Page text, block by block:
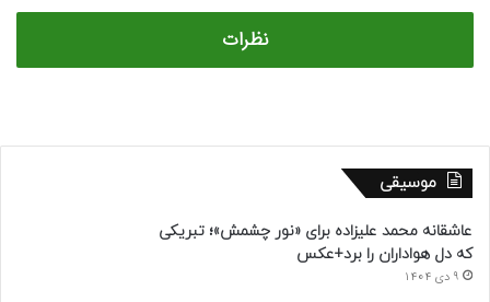
نظرات
موسیقی
عاشقانه محمد علیزاده برای «نور چشمش»؛ تبریکی
که دل هواداران را برد+عکس
9 دی 1404